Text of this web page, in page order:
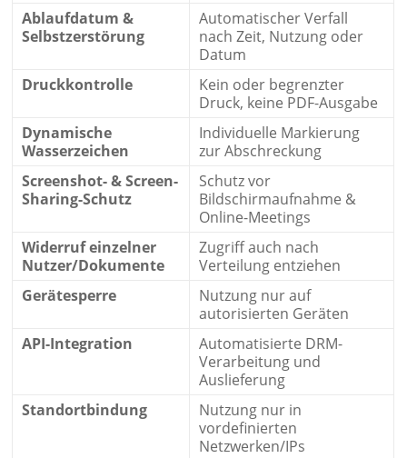
Ablaufdatum &
Selbstzerstörung
Automatischer Verfall
nach Zeit, Nutzung oder
Datum
Druckkontrolle
Kein oder begrenzter
Druck, keine PDF-Ausgabe
Dynamische
Wasserzeichen
Individuelle Markierung
zur Abschreckung
Screenshot- & Screen-
Sharing-Schutz
Schutz vor
Bildschirmaufnahme &
Online-Meetings
Widerruf einzelner
Nutzer/Dokumente
Zugriff auch nach
Verteilung entziehen
Gerätesperre
Nutzung nur auf
autorisierten Geräten
API-Integration
Automatisierte DRM-
Verarbeitung und
Auslieferung
Standortbindung
Nutzung nur in
vordefinierten
Netzwerken/IPs